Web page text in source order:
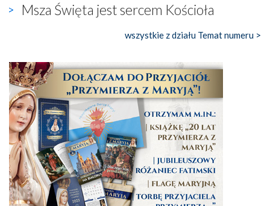
Msza Święta jest sercem Kościoła
wszystkie z działu Temat numeru >